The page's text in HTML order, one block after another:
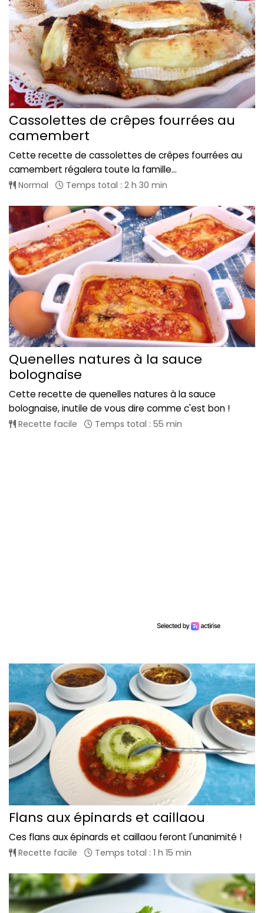
Cassolettes de crêpes fourrées au
camembert
Cette recette de cassolettes de crêpes fourrées au
camembert régalera toute la famille...
Normal Temps total : 2 h 30 min
Quenelles natures à la sauce
bolognaise
Cette recette de quenelles natures à la sauce
bolognaise, inutile de vous dire comme c'est bon !
Recette facile Temps total : 55 min
Flans aux épinards et caillaou
Ces flans aux épinards et caillaou feront l'unanimité !
Recette facile Temps total : 1 h 15 min